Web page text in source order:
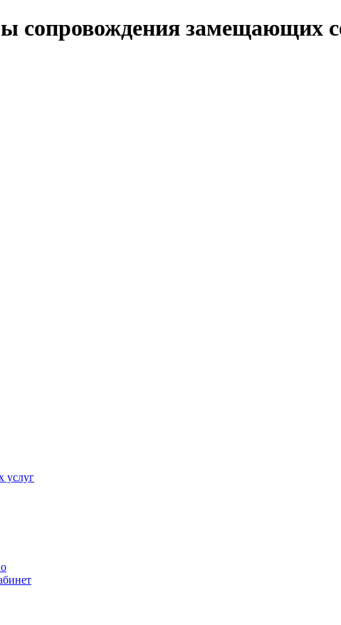
сопровождения замещающих
услуг